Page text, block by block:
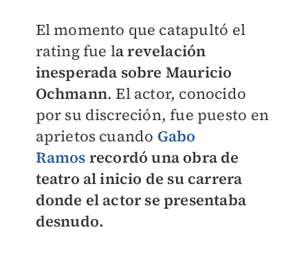
El momento que catapultó el
rating fue la revelación
inesperada sobre Mauricio
Ochmann. El actor, conocido
por su discreción, fue puesto en
aprietos cuando Gabo
Ramos recordó una obra de
teatro al inicio de su carrera
donde el actor se presentaba
desnudo.